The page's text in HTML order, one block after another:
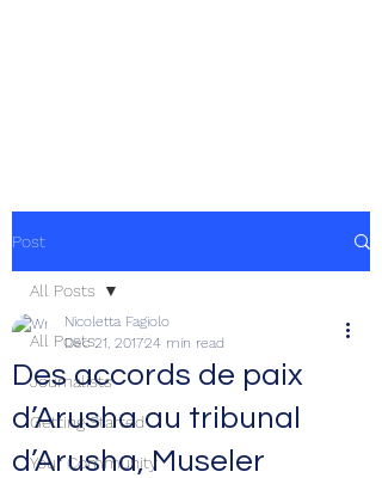
Post
All Posts
Journalists
Getting Started
Your Community
All Posts
Des accords de paix
d’Arusha au tribunal
d’Arusha, Museler
Nicoletta Fagiolo
Dec 21, 201724 min read